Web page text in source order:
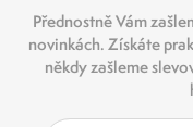
Přednostně Vám
novinkách. Získáte
někdy zašleme